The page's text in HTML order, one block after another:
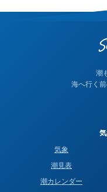
って見える場合は、そ
潮
海へ行く前
気象
潮見表
潮カレンダー